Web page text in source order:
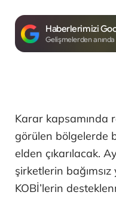
Haberlerimizi
Gelişmelerden
Karar kapsamında
görülen bölgelerde
elden çıkarılacak.
şirketlerin
KOBİ’lerin